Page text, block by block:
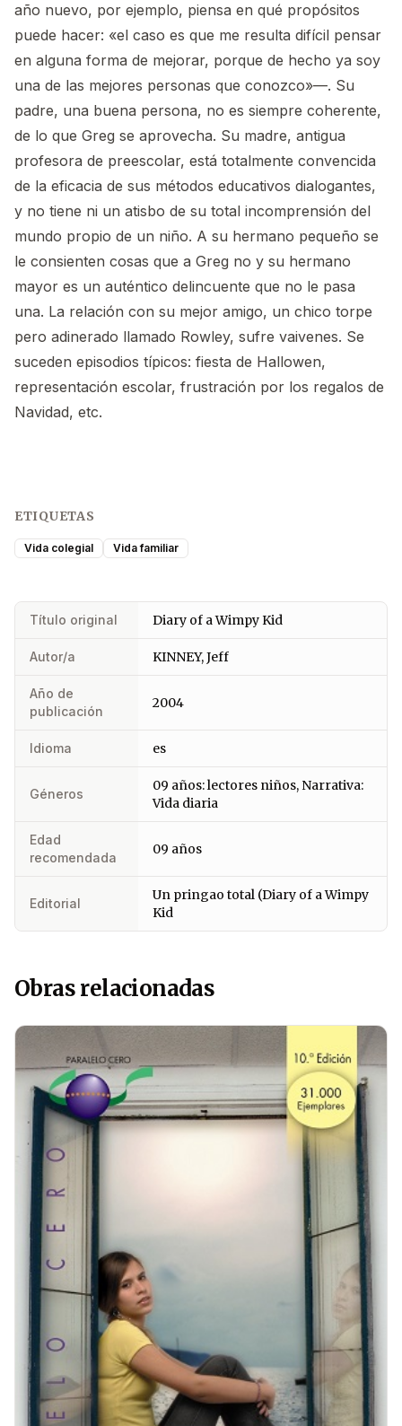
año nuevo, por ejemplo, piensa en qué propósitos
puede hacer: «el caso es que me resulta difícil pensar
en alguna forma de mejorar, porque de hecho ya soy
una de las mejores personas que conozco»—. Su
padre, una buena persona, no es siempre coherente,
de lo que Greg se aprovecha. Su madre, antigua
profesora de preescolar, está totalmente convencida
de la eficacia de sus métodos educativos dialogantes,
y no tiene ni un atisbo de su total incomprensión del
mundo propio de un niño. A su hermano pequeño se
le consienten cosas que a Greg no y su hermano
mayor es un auténtico delincuente que no le pasa
una. La relación con su mejor amigo, un chico torpe
pero adinerado llamado Rowley, sufre vaivenes. Se
suceden episodios típicos: fiesta de Hallowen,
representación escolar, frustración por los regalos de
Navidad, etc.
ETIQUETAS
Vida colegial Vida familiar
Título original Diary of a Wimpy Kid
Autor/a KINNEY, Jeff
Año de
publicación
2004
Idioma es
Géneros
09 años: lectores niños, Narrativa:
Vida diaria
Edad
recomendada
09 años
Editorial
Un pringao total (Diary of a Wimpy
Kid
Obras relacionadas